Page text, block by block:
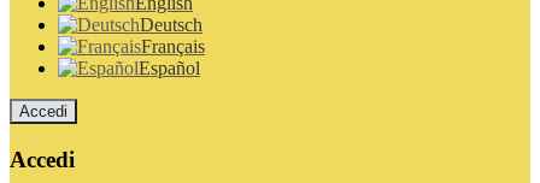
Deutsch
Français
Español
Accedi
Accedi